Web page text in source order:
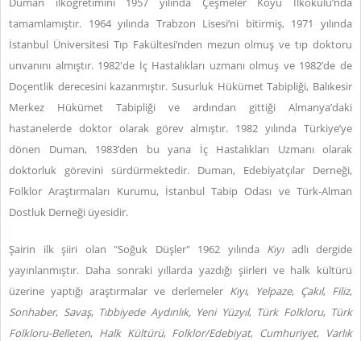
tamamlamıştır. 1964 yılında Trabzon Lisesi’ni bitirmiş, 1971 yılında
İstanbul Üniversitesi Tıp Fakültesi’nden mezun olmuş ve tıp doktoru
unvanını almıştır. 1982'de İç Hastalıkları uzmanı olmuş ve 1982’de de
Doçentlik derecesini kazanmıştır. Susurluk Hükümet Tabipliği, Balıkesir
Merkez Hükümet Tabipliği ve ardından gittiği Almanya’daki
hastanelerde doktor olarak görev almıştır. 1982 yılında Türkiye’ye
dönen Duman, 1983’den bu yana İç Hastalıkları Uzmanı olarak
doktorluk görevini sürdürmektedir. Duman, Edebiyatçılar Derneği,
Folklor Araştırmaları Kurumu, İstanbul Tabip Odası ve Türk-Alman
Dostluk Derneği üyesidir.
Şairin ilk şiiri olan "Soğuk Düşler" 1962 yılında Kıyı adlı dergide
yayınlanmıştır. Daha sonraki yıllarda yazdığı şiirleri ve halk kültürü
üzerine yaptığı araştırmalar ve derlemeler Kıyı, Yelpaze, Çakıl, Filiz,
Sonhaber, Savaş, Tıbbiyede Aydınlık, Yeni Yüzyıl, Türk Folkloru, Türk
Folkloru-Belleten, Halk Kültürü, Folklor/Edebiyat, Cumhuriyet, Varlık